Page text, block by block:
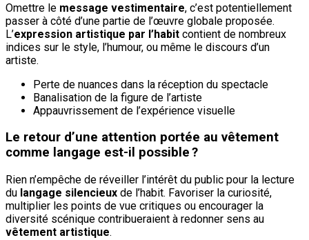
Omettre le message vestimentaire, c’est potentiellement
passer à côté d’une partie de l’œuvre globale proposée.
L’expression artistique par l’habit contient de nombreux
indices sur le style, l’humour, ou même le discours d’un
artiste.
Perte de nuances dans la réception du spectacle
Banalisation de la figure de l’artiste
Appauvrissement de l’expérience visuelle
Le retour d’une attention portée au vêtement
comme langage est-il possible ?
Rien n’empêche de réveiller l’intérêt du public pour la lecture
du langage silencieux de l’habit. Favoriser la curiosité,
multiplier les points de vue critiques ou encourager la
diversité scénique contribueraient à redonner sens au
vêtement artistique.